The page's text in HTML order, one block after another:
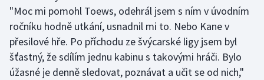
Rychlobruslení
Rychlostní kanoistika
Short track
"Moc mi pomohl Toews, odehrál jsem s ním v úvodním
ročníku hodně utkání, usnadnil mi to. Nebo Kane v
přesilové hře. Po příchodu ze švýcarské ligy jsem byl
šťastný, že sdílím jednu kabinu s takovými hráči. Bylo
úžasné je denně sledovat, poznávat a učit se od nich,"